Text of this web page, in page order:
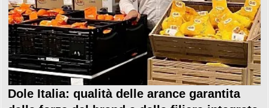
Dole Italia: qualità delle arance garantita